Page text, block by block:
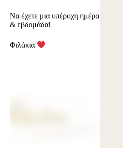
Να έχετε μια υπέροχη ημέρα
& εβδομάδα!
Φιλάκια